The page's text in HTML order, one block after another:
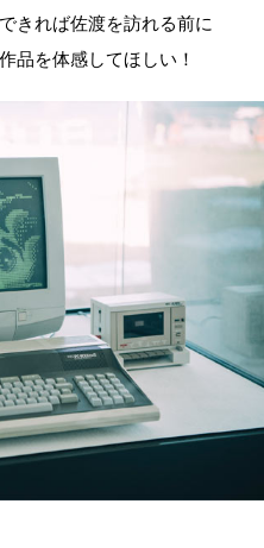
きれば佐渡を訪れる前に
品を体感してほしい！